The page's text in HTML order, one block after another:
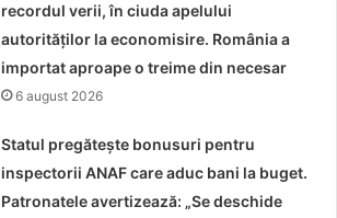
recordul verii, în ciuda apelului
autorităților la economisire. România a
importat aproape o treime din necesar
6 august 2026
Statul pregătește bonusuri pentru
inspectorii ANAF care aduc bani la buget.
Patronatele avertizează: „Se deschide